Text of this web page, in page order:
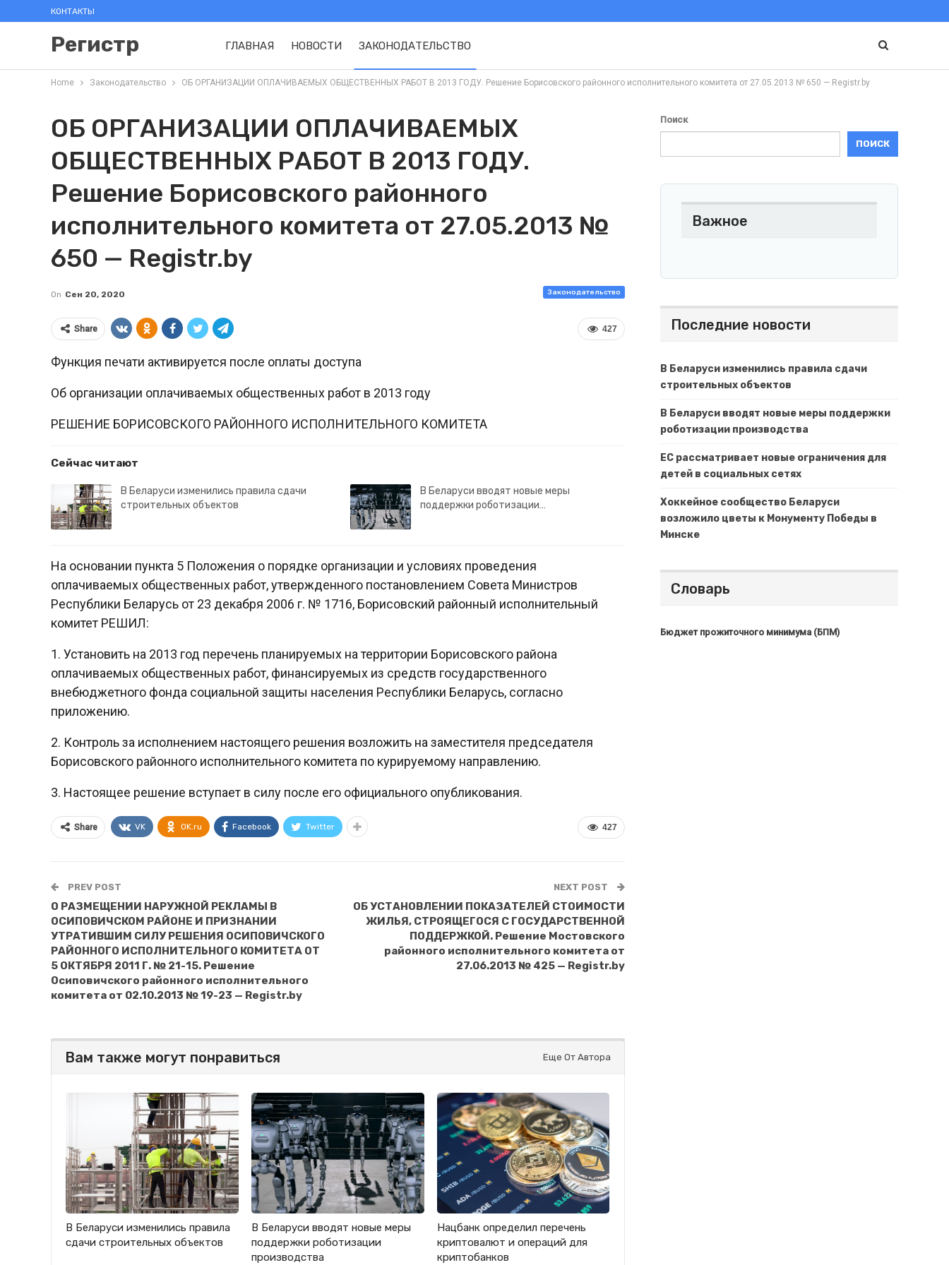
КОНТАКТЫ
Регистр ГЛАВНАЯ НОВОСТИ ЗАКОНОДАТЕЛЬСТВО
Home Законодательство ОБ ОРГАНИЗАЦИИ ОПЛАЧИВАЕМЫХ ОБЩЕСТВЕННЫХ РАБОТ В 2013 ГОДУ. Решение Борисовского районного исполнительного комитета от 27.05.2013 № 650 — Registr.by
ОБ ОРГАНИЗАЦИИ ОПЛАЧИВАЕМЫХ
ОБЩЕСТВЕННЫХ РАБОТ В 2013 ГОДУ.
Решение Борисовского районного
исполнительного комитета от 27.05.2013 №
650 — Registr.by
Законодательство
On Сен 20, 2020
427
Share
Функция печати активируется после оплаты доступа
Об организации оплачиваемых общественных работ в 2013 году
РЕШЕНИЕ БОРИСОВСКОГО РАЙОННОГО ИСПОЛНИТЕЛЬНОГО КОМИТЕТА
Сейчас читают
В Беларуси изменились правила сдачи
строительных объектов
В Беларуси вводят новые меры
поддержки роботизации…
На основании пункта 5 Положения о порядке организации и условиях проведения
оплачиваемых общественных работ, утвержденного постановлением Совета Министров
Республики Беларусь от 23 декабря 2006 г. № 1716, Борисовский районный исполнительный
комитет РЕШИЛ:
1. Установить на 2013 год перечень планируемых на территории Борисовского района
оплачиваемых общественных работ, финансируемых из средств государственного
внебюджетного фонда социальной защиты населения Республики Беларусь, согласно
приложению.
2. Контроль за исполнением настоящего решения возложить на заместителя председателя
Борисовского районного исполнительного комитета по курируемому направлению.
3. Настоящее решение вступает в силу после его официального опубликования.
427
Share VK OK.ru Facebook Twitter
PREV POST
О РАЗМЕЩЕНИИ НАРУЖНОЙ РЕКЛАМЫ В
ОСИПОВИЧСКОМ РАЙОНЕ И ПРИЗНАНИИ
УТРАТИВШИМ СИЛУ РЕШЕНИЯ ОСИПОВИЧСКОГО
РАЙОННОГО ИСПОЛНИТЕЛЬНОГО КОМИТЕТА ОТ
5 ОКТЯБРЯ 2011 Г. № 21-15. Решение
Осиповичского районного исполнительного
комитета от 02.10.2013 № 19-23 — Registr.by
NEXT POST
ОБ УСТАНОВЛЕНИИ ПОКАЗАТЕЛЕЙ СТОИМОСТИ
ЖИЛЬЯ, СТРОЯЩЕГОСЯ С ГОСУДАРСТВЕННОЙ
ПОДДЕРЖКОЙ. Решение Мостовского
районного исполнительного комитета от
27.06.2013 № 425 — Registr.by
Вам также могут понравиться Еще От Автора
В Беларуси изменились правила
сдачи строительных объектов
В Беларуси вводят новые меры
поддержки роботизации
производства
Нацбанк определил перечень
криптовалют и операций для
криптобанков
Поиск
ПОИСК
Важное
Последние новости
В Беларуси изменились правила сдачи
строительных объектов
В Беларуси вводят новые меры поддержки
роботизации производства
ЕС рассматривает новые ограничения для
детей в социальных сетях
Хоккейное сообщество Беларуси
возложило цветы к Монументу Победы в
Минске
Словарь
Бюджет прожиточного минимума (БПМ)